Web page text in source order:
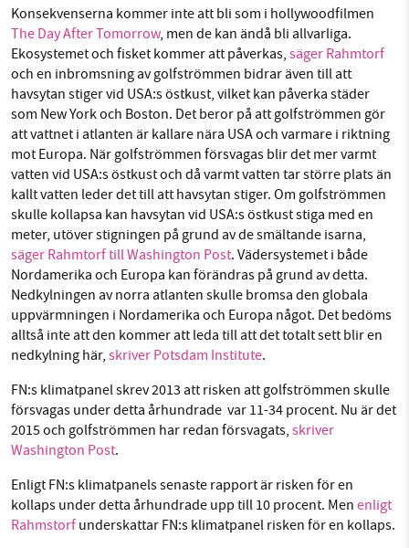
Konsekvenserna kommer inte att bli som i hollywoodfilmen
The Day After Tomorrow, men de kan ändå bli allvarliga.
Ekosystemet och fisket kommer att påverkas, säger Rahmtorf
och en inbromsning av golfströmmen bidrar även till att
havsytan stiger vid USA:s östkust, vilket kan påverka städer
som New York och Boston. Det beror på att golfströmmen gör
att vattnet i atlanten är kallare nära USA och varmare i riktning
mot Europa. När golfströmmen försvagas blir det mer varmt
vatten vid USA:s östkust och då varmt vatten tar större plats än
kallt vatten leder det till att havsytan stiger. Om golfströmmen
skulle kollapsa kan havsytan vid USA:s östkust stiga med en
meter, utöver stigningen på grund av de smältande isarna,
säger Rahmtorf till Washington Post. Vädersystemet i både
Nordamerika och Europa kan förändras på grund av detta.
Nedkylningen av norra atlanten skulle bromsa den globala
uppvärmningen i Nordamerika och Europa något. Det bedöms
alltså inte att den kommer att leda till att det totalt sett blir en
nedkylning här, skriver Potsdam Institute.
FN:s klimatpanel skrev 2013 att risken att golfströmmen skulle
försvagas under detta århundrade var 11-34 procent. Nu är det
2015 och golfströmmen har redan försvagats, skriver
Washington Post.
Enligt FN:s klimatpanels senaste rapport är risken för en
kollaps under detta århundrade upp till 10 procent. Men enligt
Rahmstorf underskattar FN:s klimatpanel risken för en kollaps.